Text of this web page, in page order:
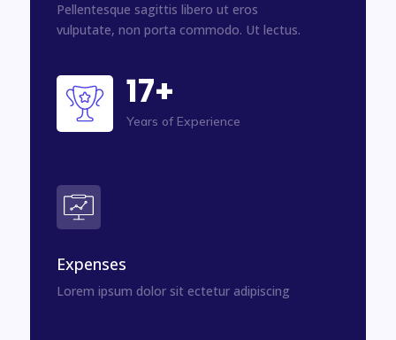
Pellentesque sagittis libero ut eros
vulputate, non porta commodo. Ut lectus.
17+
Years of Experience
Expenses
Lorem ipsum dolor sit ectetur adipiscing